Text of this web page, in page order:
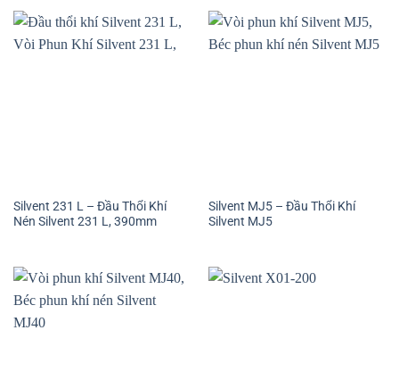
Silvent 231 L – Đầu Thổi Khí
Nén Silvent 231 L, 390mm
Silvent MJ5 – Đầu Thổi Khí
Silvent MJ5